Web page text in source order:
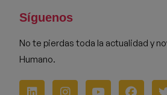
Síguenos
No te pierdas toda la actualidad y
Humano.